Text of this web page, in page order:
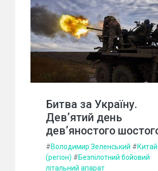
Битва за Україну.
Дев’ятий день
дев’яностого
#Володимир Зеленський #Китай
(регіон) #Безпілотний бойовий
літальний апарат